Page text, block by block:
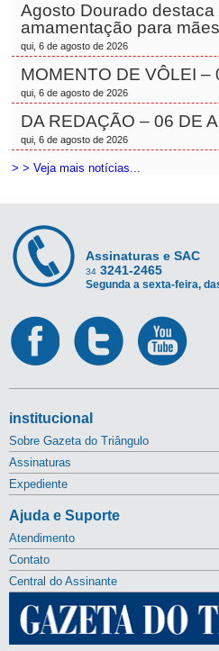
Agosto Dourado
amamentação para
qui, 6 de agosto de 2026
MOMENTO DE VÔLEI –
qui, 6 de agosto de 2026
DA REDAÇÃO – 06 DE
qui, 6 de agosto de 2026
> > Veja mais notícias...
Assinaturas e SAC
34 3241-2465
Segunda a sexta-feira,
institucional
Sobre Gazeta do Triângulo
Assinaturas
Expediente
Ajuda e Suporte
Atendimento
Contato
Central do Assinante